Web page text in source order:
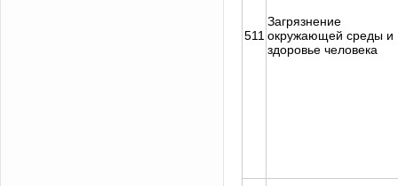
511
Загрязнение
окружающей среды и
здоровье человека